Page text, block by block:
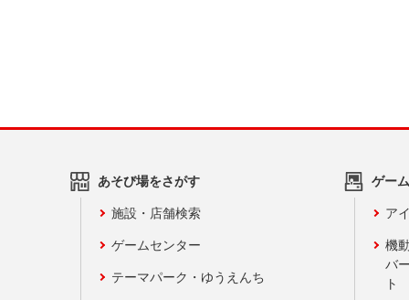
あそび場をさがす
施設・店舗検索
ゲームセンター
テーマパーク・ゆうえんち
ゲー
ア
機
バ
ト